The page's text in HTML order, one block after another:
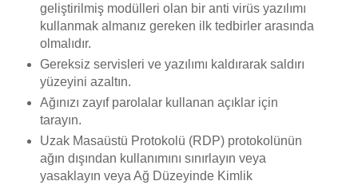
geliştirilmiş modülleri olan bir anti virüs yazılımı
kullanmak almanız gereken ilk tedbirler arasında
olmalıdır.
Gereksiz servisleri ve yazılımı kaldırarak saldırı
yüzeyini azaltın.
Ağınızı zayıf parolalar kullanan açıklar için
tarayın.
Uzak Masaüstü Protokolü (RDP) protokolünün
ağın dışından kullanımını sınırlayın veya
yasaklayın veya Ağ Düzeyinde Kimlik